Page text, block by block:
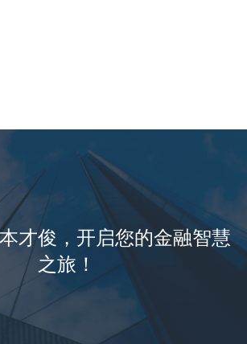
才俊，开启您的金融智慧
之旅！